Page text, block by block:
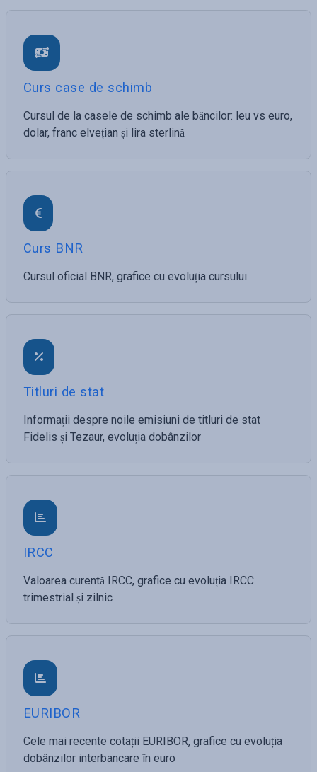
Curs case de schimb
Cursul de la casele de schimb ale băncilor: leu vs euro,
dolar, franc elvețian și lira sterlină
Curs BNR
Cursul oficial BNR, grafice cu evoluția cursului
Titluri de stat
Informații despre noile emisiuni de titluri de stat
Fidelis și Tezaur, evoluția dobânzilor
IRCC
Valoarea curentă IRCC, grafice cu evoluția IRCC
trimestrial și zilnic
EURIBOR
Cele mai recente cotații EURIBOR, grafice cu evoluția
dobânzilor interbancare în euro